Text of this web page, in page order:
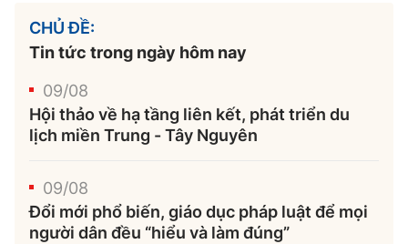
CHỦ ĐỀ:
Tin tức trong ngày hôm nay
09/08
Hội thảo về hạ tầng liên kết, phát triển du
lịch miền Trung - Tây Nguyên
09/08
Đổi mới phổ biến, giáo dục pháp luật để mọi
người dân đều “hiểu và làm đúng”